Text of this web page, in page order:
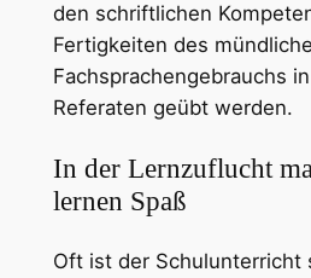
den schriftlichen
Fertigkeiten des
Fachsprachengebrauchs
Referaten geübt werden.
In der Lernzuflucht
lernen Spaß
Oft ist der Schulunterricht